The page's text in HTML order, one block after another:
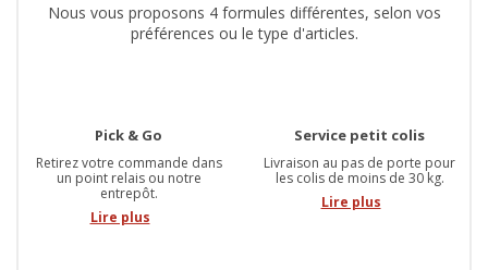
Nous vous proposons 4 formules différentes, selon vos
préférences ou le type d'articles.
Pick & Go
Retirez votre commande dans
un point relais ou notre
entrepôt.
Lire plus
Service petit colis
Livraison au pas de porte pour
les colis de moins de 30 kg.
Lire plus